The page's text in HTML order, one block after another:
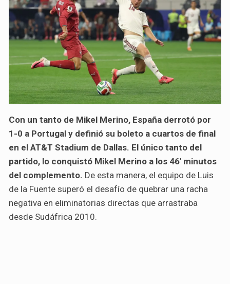
Con un tanto de Mikel Merino, España derrotó por
1-0 a Portugal y definió su boleto a cuartos de final
en el AT&T Stadium de Dallas. El único tanto del
partido, lo conquistó Mikel Merino a los 46' minutos
del complemento. De esta manera, el equipo de Luis
de la Fuente superó el desafío de quebrar una racha
negativa en eliminatorias directas que arrastraba
desde Sudáfrica 2010.